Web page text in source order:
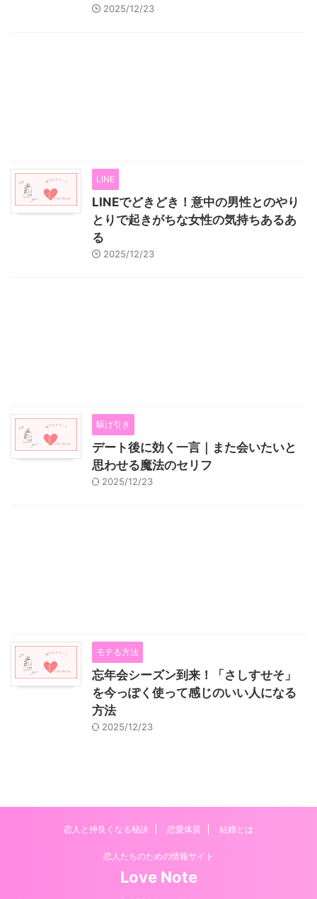
2025/12/23
LINE
LINEでどきどき！意中の男性とのやり
とりで起きがちな女性の気持ちあるあ
る
2025/12/23
駆け引き
デート後に効く一言｜また会いたいと
思わせる魔法のセリフ
2025/12/23
モテる方法
忘年会シーズン到来！「さしすせそ」
を今っぽく使って感じのいい人になる
方法
2025/12/23
恋人と仲良くなる秘訣 恋愛体質 結婚とは
恋人たちのための情報サイト
Love Note